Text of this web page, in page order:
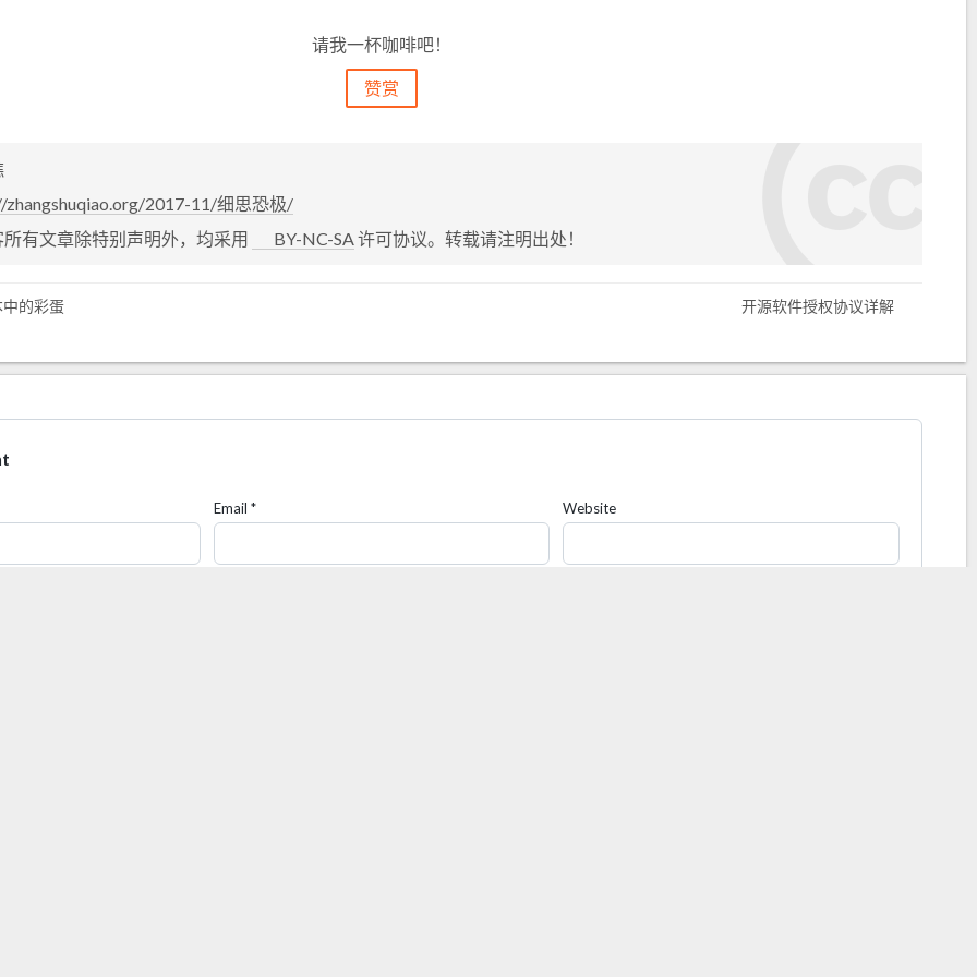
请我一杯咖啡吧！
赞赏
zhangshuqiao.org/2017-11/细思恐极/
有文章除特别声明外，均采用
BY-NC-SA 许可协议。转载请注明出处！
的彩蛋 开源软件授权协议详解